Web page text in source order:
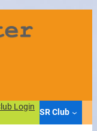
Login
SR Club